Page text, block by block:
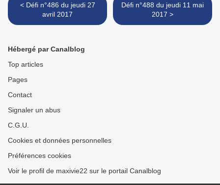
< Défi n°486 du jeudi 27
avril 2017
Défi n°488 du jeudi 11 mai
2017 >
Hébergé par Canalblog
Top articles
Pages
Contact
Signaler un abus
C.G.U.
Cookies et données personnelles
Préférences cookies
Voir le profil de maxivie22 sur le portail Canalblog